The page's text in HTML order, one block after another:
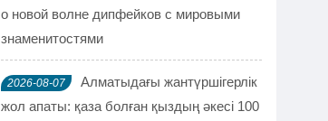
о новой волне дипфейков с мировыми
знаменитостями
2026-08-07
Алматыдағы жантүршігерлік
жол апаты: қаза болған қыздың әкесі 100